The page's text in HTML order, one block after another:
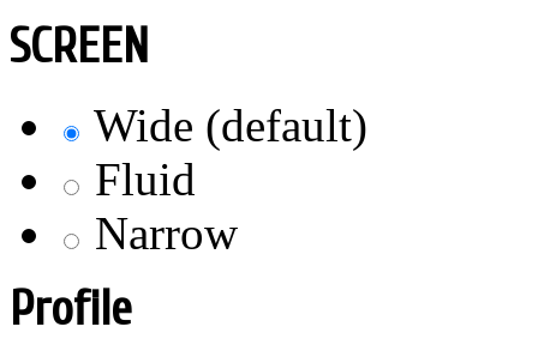
SCREEN
Wide (default)
Fluid
Narrow
Profile